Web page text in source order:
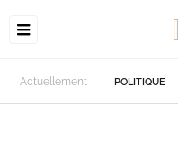
Actuellement POLITIQUE